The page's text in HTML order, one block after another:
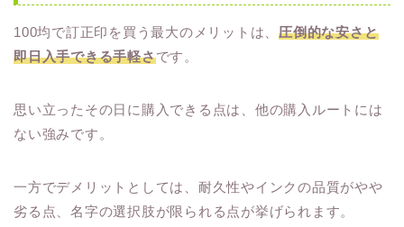
100均で訂正印を買う最大のメリットは、圧倒的な安さと
即日入手できる手軽さです。
思い立ったその日に購入できる点は、他の購入ルートには
ない強みです。
一方でデメリットとしては、耐久性やインクの品質がやや
劣る点、名字の選択肢が限られる点が挙げられます。